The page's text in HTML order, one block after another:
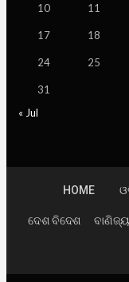
10 11
17 18
24 25
31
« Jul
HOME
ଦେଶ ବିଦେଶ ବାଣିଜ୍ୟ